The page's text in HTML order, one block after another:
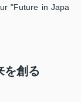
"Future in Japa
を創る